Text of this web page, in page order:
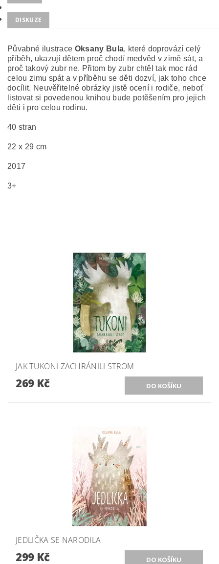
DISKUZE
Půvabné ilustrace Oksany Bula, které doprovází celý
příběh, ukazují dětem proč chodí medvěd v zimě sát, a
proč takový zubr ne. Přitom by zubr chtěl tak moc rád
celou zimu spát a v příběhu se děti dozví, jak toho chce
docílit. Neuvěřitelné obrázky jistě ocení i rodiče, neboť
listovat si povedenou knihou bude potěšením pro jejich
děti i pro celou rodinu.
40 stran
22 x 29 cm
2017
3+
JAK TUKONI ZACHRÁNILI STROM
269 Kč
JEDLIČKA SE NARODILA
299 Kč